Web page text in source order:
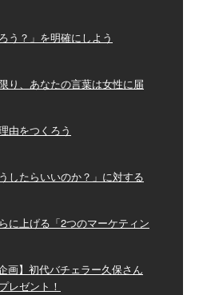
う？」を明確にしよう
り、あなたの言葉は女性に届
由をつくろう
したらいいのか？」に対する
に上げる「2つのマーケティン
画】初代バチェラー久保さん
レゼント！